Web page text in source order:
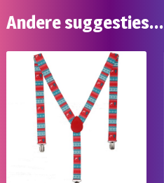
Andere suggesties…